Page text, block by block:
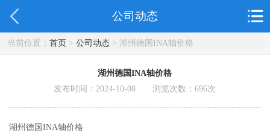
公司动态
当前位置： 首页> 公司动态> 湖州德国INA轴价格
湖州德国INA轴价格
发布时间：2024-10-08 浏览次数：696次
湖州德国INA轴价格